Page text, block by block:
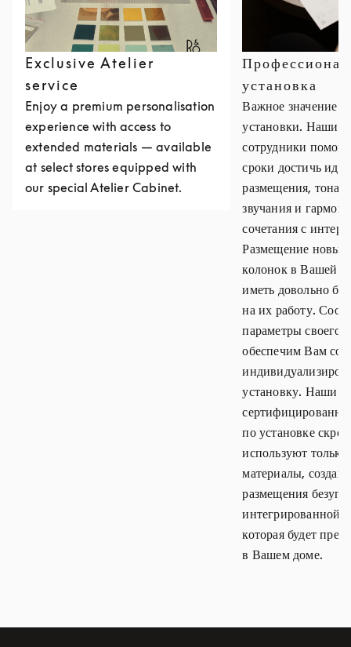
Exclusive Atelier
service
Enjoy a premium personalisation
experience with access to
extended materials — available
at select stores equipped with
our special Atelier Cabinet.
установка
Важное значение
установки. Наши
сотрудники
сроки достичь
размещения,
звучания и
сочетания с
Размещение новых
колонок в Вашей
иметь довольно
на их работу.
параметры своего
обеспечим Вам
установку. Наши
по установке
используют
материалы,
размещения
интегрированной
которая будет
в Вашем доме.